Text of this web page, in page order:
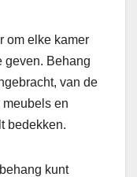
om elke kamer
geven. Behang
van de
meubels en
bedekken.
kunt